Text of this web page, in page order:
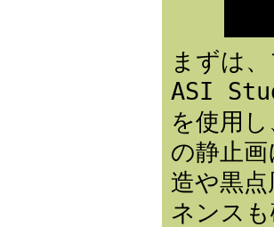
まずは
ASI
を使用
の静止
造や黒
ネンス